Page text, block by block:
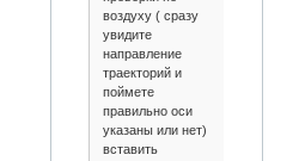
воздуху ( сразу
увидите
направление
траекторий и
поймете
правильно оси
указаны или нет)
вставить